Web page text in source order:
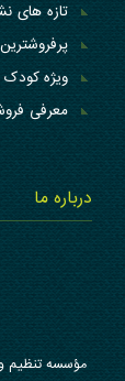
تازه های
ویژه کودک
معرفی
درباره ما
مؤسسه تنظیم